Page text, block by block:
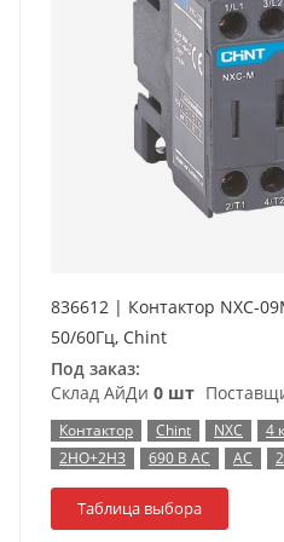
836612 | Контактор NXC-
50/60Гц, Chint
Под заказ:
Склад АйДи 0 шт
Контактор Chint NXC 4
2НО+2НЗ
690 В AC AC
Таблица выбора